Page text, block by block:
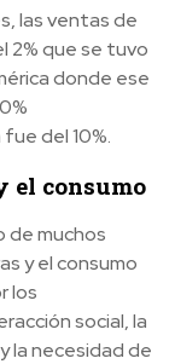
las ventas de
2% que se tuvo
donde ese
del 10%.
el consumo
de muchos
y el consumo
los
social, la
la necesidad de